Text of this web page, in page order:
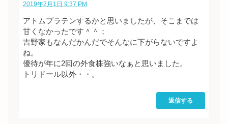
2019年2月1日 9:37 PM
アトムプラテンするかと思いましたが、そこまでは
甘くなかったです＾＾；
吉野家もなんだかんだでそんなに下がらないですよ
ね。
優待が年に2回の外食株強いなぁと思いました。
トリドール以外・・。
返信する